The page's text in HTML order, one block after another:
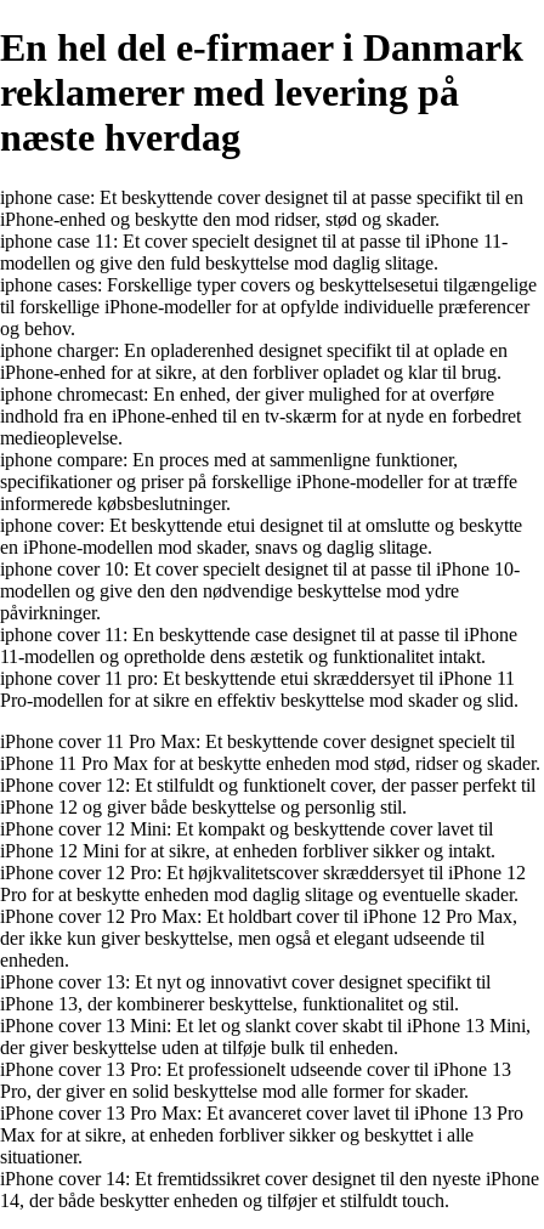
En hel del e-firmaer i Danmark
reklamerer med levering på
næste hverdag
iphone case: Et beskyttende cover designet til at passe specifikt til en
iPhone-enhed og beskytte den mod ridser, stød og skader.
iphone case 11: Et cover specielt designet til at passe til iPhone 11-
modellen og give den fuld beskyttelse mod daglig slitage.
iphone cases: Forskellige typer covers og beskyttelsesetui tilgængelige
til forskellige iPhone-modeller for at opfylde individuelle præferencer
og behov.
iphone charger: En opladerenhed designet specifikt til at oplade en
iPhone-enhed for at sikre, at den forbliver opladet og klar til brug.
iphone chromecast: En enhed, der giver mulighed for at overføre
indhold fra en iPhone-enhed til en tv-skærm for at nyde en forbedret
medieoplevelse.
iphone compare: En proces med at sammenligne funktioner,
specifikationer og priser på forskellige iPhone-modeller for at træffe
informerede købsbeslutninger.
iphone cover: Et beskyttende etui designet til at omslutte og beskytte
en iPhone-modellen mod skader, snavs og daglig slitage.
iphone cover 10: Et cover specielt designet til at passe til iPhone 10-
modellen og give den den nødvendige beskyttelse mod ydre
påvirkninger.
iphone cover 11: En beskyttende case designet til at passe til iPhone
11-modellen og opretholde dens æstetik og funktionalitet intakt.
iphone cover 11 pro: Et beskyttende etui skræddersyet til iPhone 11
Pro-modellen for at sikre en effektiv beskyttelse mod skader og slid.
iPhone cover 11 Pro Max: Et beskyttende cover designet specielt til
iPhone 11 Pro Max for at beskytte enheden mod stød, ridser og skader.
iPhone cover 12: Et stilfuldt og funktionelt cover, der passer perfekt til
iPhone 12 og giver både beskyttelse og personlig stil.
iPhone cover 12 Mini: Et kompakt og beskyttende cover lavet til
iPhone 12 Mini for at sikre, at enheden forbliver sikker og intakt.
iPhone cover 12 Pro: Et højkvalitetscover skræddersyet til iPhone 12
Pro for at beskytte enheden mod daglig slitage og eventuelle skader.
iPhone cover 12 Pro Max: Et holdbart cover til iPhone 12 Pro Max,
der ikke kun giver beskyttelse, men også et elegant udseende til
enheden.
iPhone cover 13: Et nyt og innovativt cover designet specifikt til
iPhone 13, der kombinerer beskyttelse, funktionalitet og stil.
iPhone cover 13 Mini: Et let og slankt cover skabt til iPhone 13 Mini,
der giver beskyttelse uden at tilføje bulk til enheden.
iPhone cover 13 Pro: Et professionelt udseende cover til iPhone 13
Pro, der giver en solid beskyttelse mod alle former for skader.
iPhone cover 13 Pro Max: Et avanceret cover lavet til iPhone 13 Pro
Max for at sikre, at enheden forbliver sikker og beskyttet i alle
situationer.
iPhone cover 14: Et fremtidssikret cover designet til den nyeste iPhone
14, der både beskytter enheden og tilføjer et stilfuldt touch.